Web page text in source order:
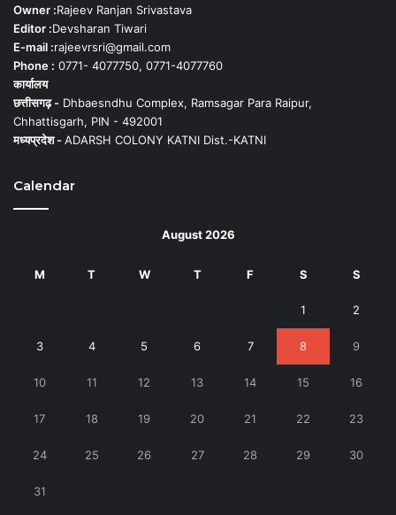
Owner :Rajeev Ranjan Srivastava
Editor :Devsharan Tiwari
E-mail :rajeevrsri@gmail.com
Phone : 0771- 4077750, 0771-4077760
कार्यालय
छत्तीसगढ़ - Dhbaesndhu Complex, Ramsagar Para Raipur,
Chhattisgarh, PIN - 492001
मध्यप्रदेश -ADARSH COLONY KATNI Dist.-KATNI
Calendar
August 2026
M T W T F S S
1 2
3 4 5 6 7 8 9
10 11 12 13 14 15 16
17 18 19 20 21 22 23
24 25 26 27 28 29 30
31